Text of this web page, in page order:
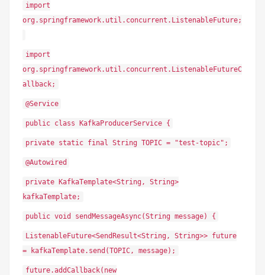
import
org.springframework.util.concurrent.ListenableFuture;
import
org.springframework.util.concurrent.ListenableFutureC
allback;
@Service
public class KafkaProducerService {
private static final String TOPIC = "test-topic";
@Autowired
private KafkaTemplate<String, String>
kafkaTemplate;
public void sendMessageAsync(String message) {
ListenableFuture<SendResult<String, String>> future
= kafkaTemplate.send(TOPIC, message);
future.addCallback(new